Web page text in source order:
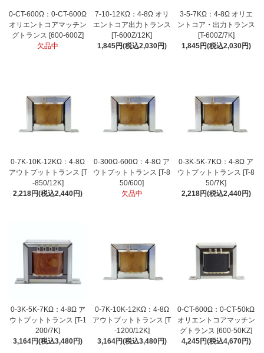
0-CT-600Ω：0-CT-600Ω
オリエントコアマッチン
グトランス [600-600Z]
欠品中
7-10-12KΩ：4-8Ω オリ
エントコア出力トランス
[T-600Z/12K]
1,845円(税込2,030円)
3-5-7KΩ：4-8Ω オリエ
ントコア・出力トランス
[T-600Z/7K]
1,845円(税込2,030円)
0-7K-10K-12KΩ：4-8Ω
アウトプットトランス [T
-850/12K]
2,218円(税込2,440円)
0-300Ω-600Ω：4-8Ω ア
ウトプットトランス [T-8
50/600]
欠品中
0-3K-5K-7KΩ：4-8Ω ア
ウトプットトランス [T-8
50/7K]
2,218円(税込2,440円)
0-3K-5K-7KΩ：4-8Ω ア
ウトプットトランス [T-1
200/7K]
3,164円(税込3,480円)
0-7K-10K-12KΩ：4-8Ω
アウトプットトランス [T
-1200/12K]
3,164円(税込3,480円)
0-CT-600Ω：0-CT-50kΩ
オリエントコアマッチン
グトランス [600-50KZ]
4,245円(税込4,670円)